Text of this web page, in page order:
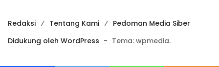
Redaksi Tentang Kami
Pedoman Media Siber
Didukung oleh WordPress - Tema: wpmedia.